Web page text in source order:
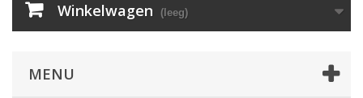
Winkelwagen (leeg)
MENU